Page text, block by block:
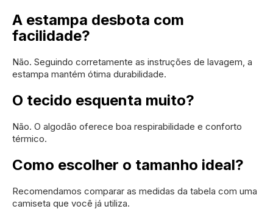
A estampa desbota com
facilidade?
Não. Seguindo corretamente as instruções de lavagem, a
estampa mantém ótima durabilidade.
O tecido esquenta muito?
Não. O algodão oferece boa respirabilidade e conforto
térmico.
Como escolher o tamanho ideal?
Recomendamos comparar as medidas da tabela com uma
camiseta que você já utiliza.